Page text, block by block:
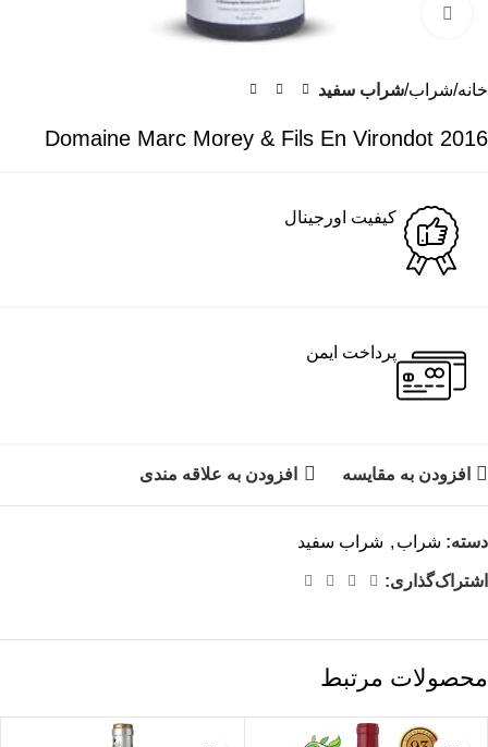
برای بزرگنمایی کلیک کنید
خانه شراب شراب سفید
2016 Domaine Marc Morey & Fils En Virondot
کیفیت اورجینال
پرداخت ایمن
افزودن به مقایسه افزودن به علاقه مندی
دسته: شراب , شراب سفید
اشتراک‌گذاری:
محصولات مرتبط